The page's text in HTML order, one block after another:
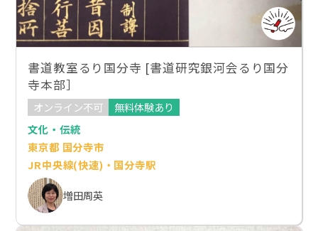
書道教室るり国分寺 [書道研究銀河会るり国分
寺本部］
オンライン不可
無料体験あり
文化・伝統
東京都 国分寺市
JR中央線(快速)・国分寺駅
増田周英